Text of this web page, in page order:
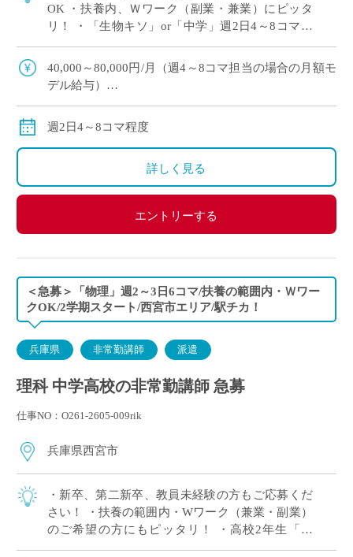
OK ・扶養内、Ｗワーク（副業・兼業）にピッタ
リ！ ・「生物キソ」or「中学」週2日4～8コマ程
の非常勤講師で勤務いただける方を募 […]
40,000～80,000円/月（週4～8コマ担当の場合の月額モ
デル給与）
※ご勤務スタート時期によって、初月の給与は日割計
週2日4～8コマ程度
詳しく見る
エントリーする
＜急募＞「物理」週2～3日6コマ/扶養の範囲内・Ｗワー
クOK/2学期スタート/西宮市エリア/駅チカ！
兵庫県 非常勤講師 派遣
理科 中学高校の非常勤講師 急募
仕事NO：O261-2605-009rik
兵庫県西宮市
・新卒、第二新卒、教員未経験の方もご応募くだ
さい！ ・扶養の範囲内・Wワーク（兼業・副業）
のご希望の方にもピッタリ！ ・高校2年生「物